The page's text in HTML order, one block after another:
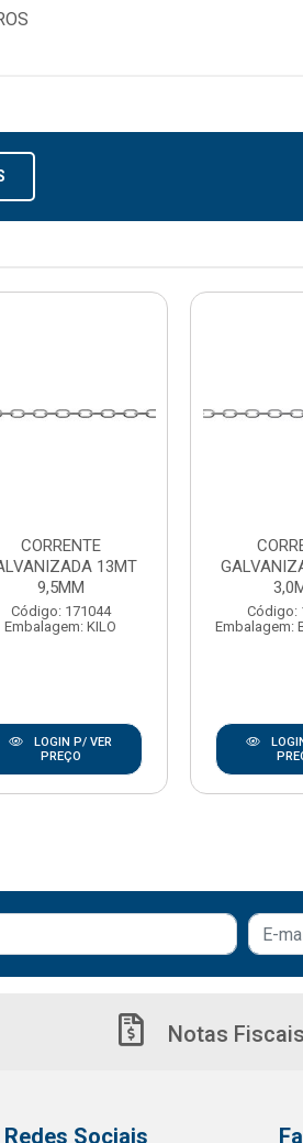
CORRENTE
13MT
9,5MM
Código: 171044
Embalagem: KILO
LOGIN P/ VER
PREÇO
Código:
Embalagem:
Notas Fiscais
Sociais